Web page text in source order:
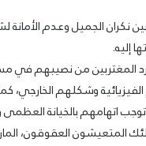
نكران الجميل وعدم
إليه.
المغتربين من نصيبهم في
وشكلهم
اتهامهم بالخيانة
المتعيشون العقوقون،